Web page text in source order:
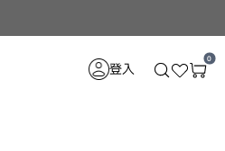
登入
0